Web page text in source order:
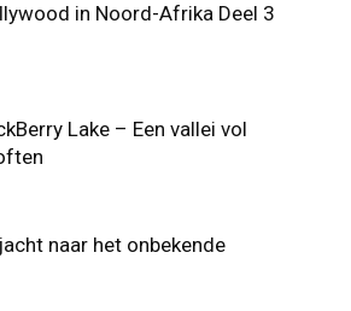
in Noord-Afrika Deel 3
Lake – Een vallei vol
naar het onbekende